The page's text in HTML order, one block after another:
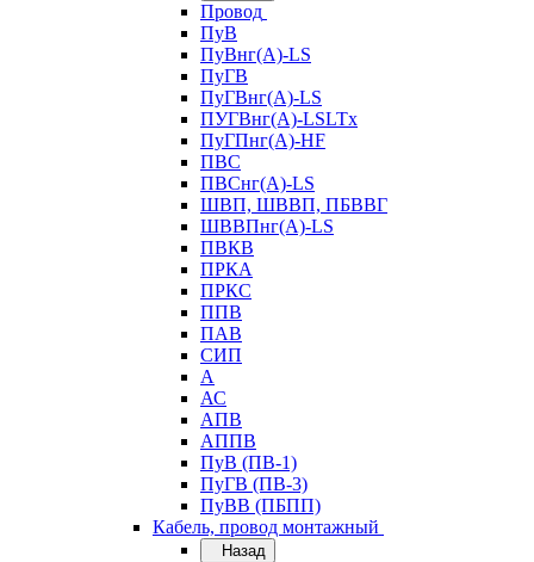
Провод
ПуВ
ПуВнг(А)-LS
ПуГВ
ПуГВнг(А)-LS
ПУГВнг(А)-LSLTx
ПуГПнг(А)-HF
ПВС
ПВСнг(А)-LS
ШВП, ШВВП, ПБВВГ
ШВВПнг(А)-LS
ПВКВ
ПРКА
ПРКС
ППВ
ПАВ
СИП
А
АС
АПВ
АППВ
ПуВ (ПВ-1)
ПуГВ (ПВ-3)
ПуВВ (ПБПП)
Кабель, провод монтажный
Назад